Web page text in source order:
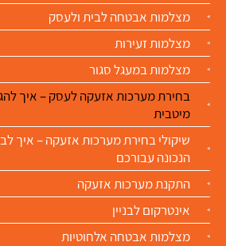
מצלמות אבטחה לבית ולעסק
מצלמות זעירות
מצלמות במעגל סגור
בחירת מערכות אזעקה לעסק – איך
מיטבית
שיקולי בחירת מערכות אזעקה – איך
הנכונה עבורכם
התקנת מערכות אזעקה
אינטרקום לבניין
מצלמות אבטחה אלחוטיות​